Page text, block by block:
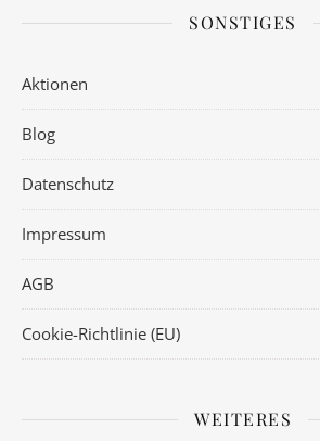
SONSTIGES
Aktionen
Blog
Datenschutz
Impressum
AGB
Cookie-Richtlinie (EU)
WEITERES